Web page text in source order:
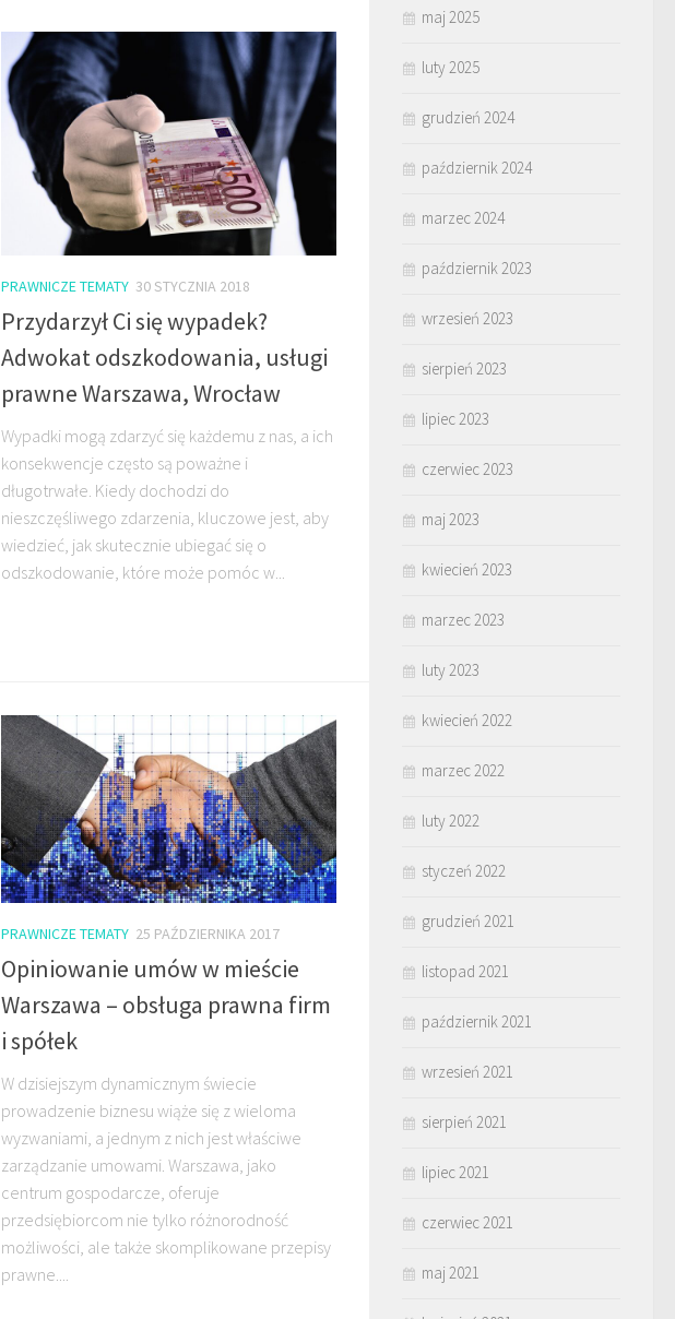
PRAWNICZE TEMATY 30 STYCZNIA 2018
Przydarzył Ci się wypadek?
Adwokat odszkodowania, usługi
prawne Warszawa, Wrocław
Wypadki mogą zdarzyć się każdemu z nas, a ich
konsekwencje często są poważne i
długotrwałe. Kiedy dochodzi do
nieszczęśliwego zdarzenia, kluczowe jest, aby
wiedzieć, jak skutecznie ubiegać się o
odszkodowanie, które może pomóc w...
PRAWNICZE TEMATY 25 PAŹDZIERNIKA 2017
Opiniowanie umów w mieście
Warszawa – obsługa prawna firm
i spółek
W dzisiejszym dynamicznym świecie
prowadzenie biznesu wiąże się z wieloma
wyzwaniami, a jednym z nich jest właściwe
zarządzanie umowami. Warszawa, jako
centrum gospodarcze, oferuje
przedsiębiorcom nie tylko różnorodność
możliwości, ale także skomplikowane przepisy
prawne....
maj 2025
luty 2025
grudzień 2024
październik 2024
marzec 2024
październik 2023
wrzesień 2023
sierpień 2023
lipiec 2023
czerwiec 2023
maj 2023
kwiecień 2023
marzec 2023
luty 2023
kwiecień 2022
marzec 2022
luty 2022
styczeń 2022
grudzień 2021
listopad 2021
październik 2021
wrzesień 2021
sierpień 2021
lipiec 2021
czerwiec 2021
maj 2021